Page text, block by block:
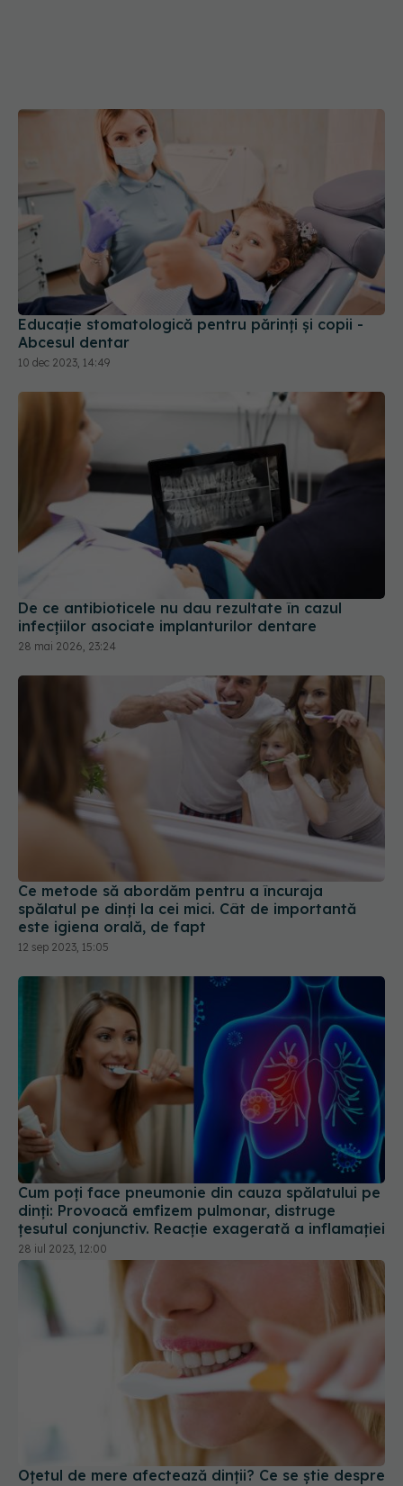
Educație stomatologică pentru părinți și copii -
Abcesul dentar
10 dec 2023, 14:49
De ce antibioticele nu dau rezultate în cazul
infecțiilor asociate implanturilor dentare
Ce metode să abordăm pentru a încuraja
spălatul pe dinți la cei mici. Cât de importantă
12 sep 2023, 15:05
Cum poți face pneumonie din cauza spălatului pe
dinți: Provoacă emfizem pulmonar, distruge
țesutul conjunctiv. Reacție exagerată a inflamației
28 iul 2023, 12:00
Oțetul de mere afectează dinții? Ce se știe despre
efectele asupra smalțului și riscurile pentru